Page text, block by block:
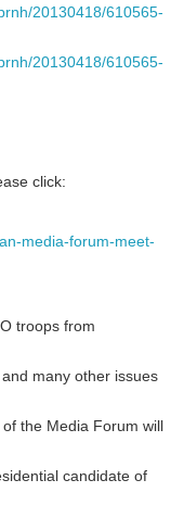
20130418/610565-
20130418/610565-
click:
media-forum-meet-
troops from
many other issues
the Media Forum will
candidate of